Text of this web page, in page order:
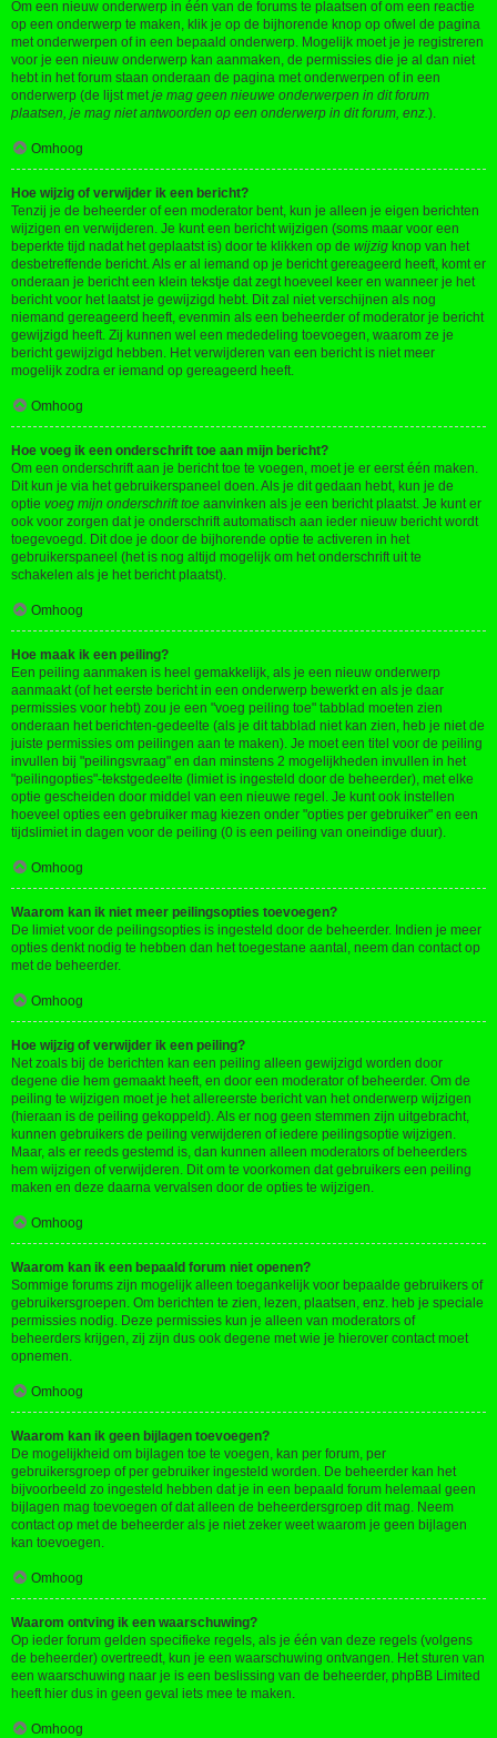
Om een nieuw onderwerp in één van de forums te plaatsen of om een reactie
op een onderwerp te maken, klik je op de bijhorende knop op ofwel de pagina
met onderwerpen of in een bepaald onderwerp. Mogelijk moet je je registreren
voor je een nieuw onderwerp kan aanmaken, de permissies die je al dan niet
hebt in het forum staan onderaan de pagina met onderwerpen of in een
onderwerp (de lijst metje mag geen nieuwe onderwerpen in dit forum
plaatsen, je mag niet antwoorden op een onderwerp in dit forum, enz.).
Omhoog
Hoe wijzig of verwijder ik een bericht?
Tenzij je de beheerder of een moderator bent, kun je alleen je eigen berichten
wijzigen en verwijderen. Je kunt een bericht wijzigen (soms maar voor een
beperkte tijd nadat het geplaatst is) door te klikken op de wijzig knop van het
desbetreffende bericht. Als er al iemand op je bericht gereageerd heeft, komt er
onderaan je bericht een klein tekstje dat zegt hoeveel keer en wanneer je het
bericht voor het laatst je gewijzigd hebt. Dit zal niet verschijnen als nog
niemand gereageerd heeft, evenmin als een beheerder of moderator je bericht
gewijzigd heeft. Zij kunnen wel een mededeling toevoegen, waarom ze je
bericht gewijzigd hebben. Het verwijderen van een bericht is niet meer
mogelijk zodra er iemand op gereageerd heeft.
Omhoog
Hoe voeg ik een onderschrift toe aan mijn bericht?
Om een onderschrift aan je bericht toe te voegen, moet je er eerst één maken.
Dit kun je via het gebruikerspaneel doen. Als je dit gedaan hebt, kun je de
optie voeg mijn onderschrift toe aanvinken als je een bericht plaatst. Je kunt er
ook voor zorgen dat je onderschrift automatisch aan ieder nieuw bericht wordt
toegevoegd. Dit doe je door de bijhorende optie te activeren in het
gebruikerspaneel (het is nog altijd mogelijk om het onderschrift uit te
schakelen als je het bericht plaatst).
Omhoog
Hoe maak ik een peiling?
Een peiling aanmaken is heel gemakkelijk, als je een nieuw onderwerp
aanmaakt (of het eerste bericht in een onderwerp bewerkt en als je daar
permissies voor hebt) zou je een "voeg peiling toe" tabblad moeten zien
onderaan het berichten-gedeelte (als je dit tabblad niet kan zien, heb je niet de
juiste permissies om peilingen aan te maken). Je moet een titel voor de peiling
invullen bij "peilingsvraag" en dan minstens 2 mogelijkheden invullen in het
"peilingopties"-tekstgedeelte (limiet is ingesteld door de beheerder), met elke
optie gescheiden door middel van een nieuwe regel. Je kunt ook instellen
hoeveel opties een gebruiker mag kiezen onder "opties per gebruiker" en een
tijdslimiet in dagen voor de peiling (0 is een peiling van oneindige duur).
Omhoog
Waarom kan ik niet meer peilingsopties toevoegen?
De limiet voor de peilingsopties is ingesteld door de beheerder. Indien je meer
opties denkt nodig te hebben dan het toegestane aantal, neem dan contact op
met de beheerder.
Omhoog
Hoe wijzig of verwijder ik een peiling?
Net zoals bij de berichten kan een peiling alleen gewijzigd worden door
degene die hem gemaakt heeft, en door een moderator of beheerder. Om de
peiling te wijzigen moet je het allereerste bericht van het onderwerp wijzigen
(hieraan is de peiling gekoppeld). Als er nog geen stemmen zijn uitgebracht,
kunnen gebruikers de peiling verwijderen of iedere peilingsoptie wijzigen.
Maar, als er reeds gestemd is, dan kunnen alleen moderators of beheerders
hem wijzigen of verwijderen. Dit om te voorkomen dat gebruikers een peiling
maken en deze daarna vervalsen door de opties te wijzigen.
Omhoog
Waarom kan ik een bepaald forum niet openen?
Sommige forums zijn mogelijk alleen toegankelijk voor bepaalde gebruikers of
gebruikersgroepen. Om berichten te zien, lezen, plaatsen, enz. heb je speciale
permissies nodig. Deze permissies kun je alleen van moderators of
beheerders krijgen, zij zijn dus ook degene met wie je hierover contact moet
opnemen.
Omhoog
Waarom kan ik geen bijlagen toevoegen?
De mogelijkheid om bijlagen toe te voegen, kan per forum, per
gebruikersgroep of per gebruiker ingesteld worden. De beheerder kan het
bijvoorbeeld zo ingesteld hebben dat je in een bepaald forum helemaal geen
bijlagen mag toevoegen of dat alleen de beheerdersgroep dit mag. Neem
contact op met de beheerder als je niet zeker weet waarom je geen bijlagen
kan toevoegen.
Omhoog
Waarom ontving ik een waarschuwing?
Op ieder forum gelden specifieke regels, als je één van deze regels (volgens
de beheerder) overtreedt, kun je een waarschuwing ontvangen. Het sturen van
een waarschuwing naar je is een beslissing van de beheerder, phpBB Limited
heeft hier dus in geen geval iets mee te maken.
Omhoog